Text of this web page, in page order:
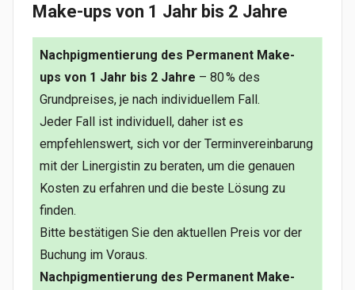
Make-ups von 1 Jahr bis 2 Jahre
Nachpigmentierung des Permanent Make-
ups von 1 Jahr bis 2 Jahre – 80 % des
Grundpreises, je nach individuellem Fall.
Jeder Fall ist individuell, daher ist es
empfehlenswert, sich vor der Terminvereinbarung
mit der Linergistin zu beraten, um die genauen
Kosten zu erfahren und die beste Lösung zu
finden.
Bitte bestätigen Sie den aktuellen Preis vor der
Buchung im Voraus.
Nachpigmentierung des Permanent Make-